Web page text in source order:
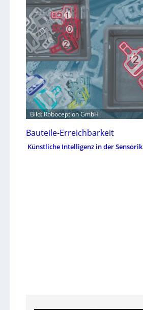
Bild: Roboception GmbH
Bauteile-Erreichbarkeit
Künstliche Intelligenz in der Sensorik